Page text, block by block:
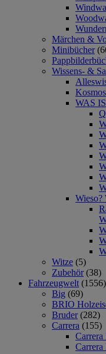
Märchen &
Minibücher
Wissens- &
WAS
Wieso?
Witze (5)
Zubehör (38)
Fahrzeugwelt (1556)
Big (69)
BRIO
Bruder (282)
Carrera (155)